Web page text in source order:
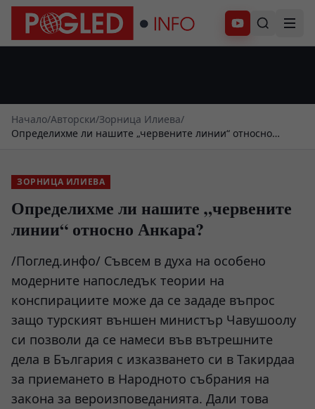
Абонирай се
Начало/Авторски/Зорница Илиева/
Определихме ли нашите „червените линии“ относно
ЗОРНИЦА ИЛИЕВА
Определихме ли нашите „червените
линии“ относно Анкара?
/Поглед.инфо/ Съвсем в духа на особено
модерните напоследък теории на
конспирациите може да се зададе въпрос
защо турският външен министър Чавушоолу
си позволи да се намеси във вътрешните
дела в България с изказването си в Такирдаа
за приемането в Народното събрания на
закона за вероизповеданията. Дали това